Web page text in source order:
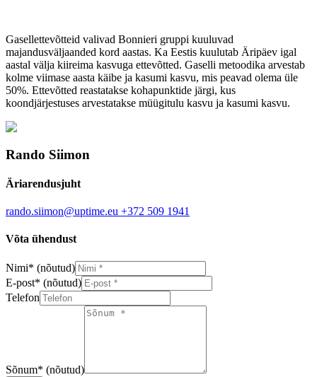
Gasellettevõtteid valivad Bonnieri gruppi kuuluvad
majandusväljaanded kord aastas. Ka Eestis kuulutab Äripäev igal
aastal välja kiireima kasvuga ettevõtted. Gaselli metoodika arvestab
kolme viimase aasta käibe ja kasumi kasvu, mis peavad olema üle
50%. Ettevõtted reastatakse kohapunktide järgi, kus
koondjärjestuses arvestatakse müügitulu kasvu ja kasumi kasvu.
Rando Siimon
Äriarendusjuht
rando.siimon@uptime.eu +372 509 1941
Võta ühendust
Nimi* (nõutud)
E-post* (nõutud)
Telefon
Sõnum* (nõutud)